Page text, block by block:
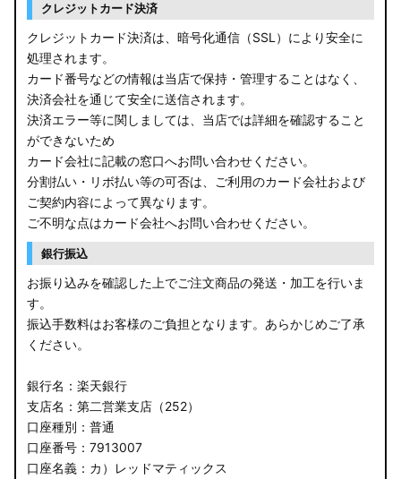
クレジットカード決済
クレジットカード決済は、暗号化通信（SSL）により安全に
処理されます。
カード番号などの情報は当店で保持・管理することはなく、
決済会社を通じて安全に送信されます。
決済エラー等に関しましては、当店では詳細を確認すること
ができないため
カード会社に記載の窓口へお問い合わせください。
分割払い・リボ払い等の可否は、ご利用のカード会社および
ご契約内容によって異なります。
ご不明な点はカード会社へお問い合わせください。
銀行振込
お振り込みを確認した上でご注文商品の発送・加工を行いま
す。
振込手数料はお客様のご負担となります。あらかじめご了承
ください。
銀行名：楽天銀行
支店名：第二営業支店（252）
口座種別：普通
口座番号：7913007
口座名義：カ）レッドマティックス